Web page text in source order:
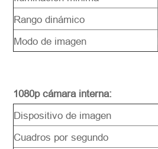
Rango dinámico
Modo de imagen
1080p cámara interna:
Dispositivo de imagen
Cuadros por segundo